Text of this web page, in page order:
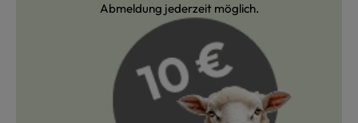
Abmeldung jederzeit möglich.